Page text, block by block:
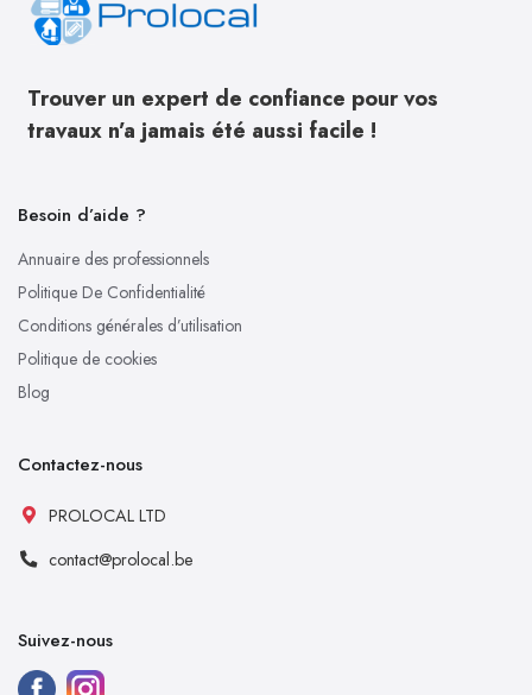
Trouver un expert de confiance pour vos
travaux n’a jamais été aussi facile !
Besoin d’aide ?
Annuaire des professionnels
Politique De Confidentialité
Conditions générales d’utilisation
Politique de cookies
Blog
Contactez-nous
PROLOCAL LTD
contact@prolocal.be
Suivez-nous